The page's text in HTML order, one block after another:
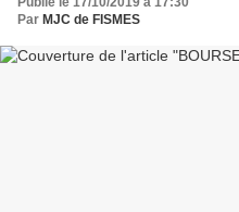
Par MJC de FISMES